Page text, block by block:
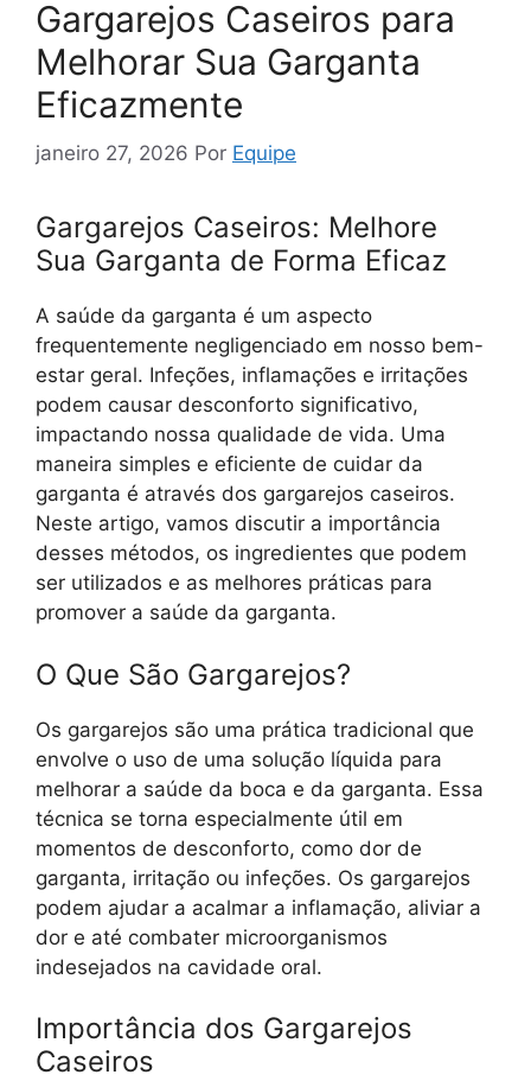
Gargarejos Caseiros para
Melhorar Sua Garganta
Eficazmente
janeiro 27, 2026 Por Equipe
Gargarejos Caseiros: Melhore
Sua Garganta de Forma Eficaz
A saúde da garganta é um aspecto
frequentemente negligenciado em nosso bem-
estar geral. Infeções, inflamações e irritações
podem causar desconforto significativo,
impactando nossa qualidade de vida. Uma
maneira simples e eficiente de cuidar da
garganta é através dos gargarejos caseiros.
Neste artigo, vamos discutir a importância
desses métodos, os ingredientes que podem
ser utilizados e as melhores práticas para
promover a saúde da garganta.
O Que São Gargarejos?
Os gargarejos são uma prática tradicional que
envolve o uso de uma solução líquida para
melhorar a saúde da boca e da garganta. Essa
técnica se torna especialmente útil em
momentos de desconforto, como dor de
garganta, irritação ou infeções. Os gargarejos
podem ajudar a acalmar a inflamação, aliviar a
dor e até combater microorganismos
indesejados na cavidade oral.
Importância dos Gargarejos
Caseiros